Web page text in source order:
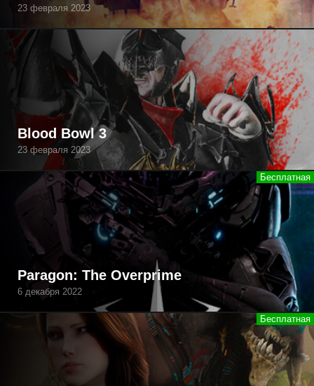
23 февраля 2023
Blood Bowl 3
23 февраля 2023
Paragon: The Overprime
6 декабря 2022